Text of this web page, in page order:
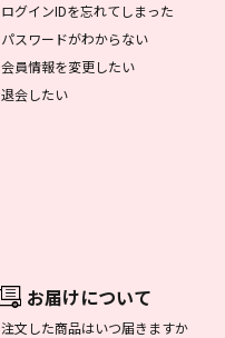
ログインIDを忘れてしまった
パスワードがわからない
会員情報を変更したい
退会したい
お届けについて
注文した商品はいつ届きますか